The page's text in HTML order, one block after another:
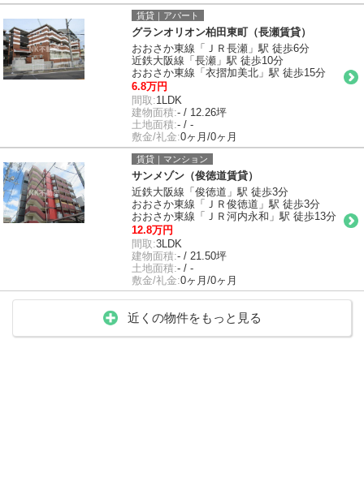
賃貸｜アパート
グランオリオン柏田東町（長瀬賃貸）
おおさか東線「ＪＲ長瀬」駅 徒歩6分
近鉄大阪線「長瀬」駅 徒歩10分
おおさか東線「衣摺加美北」駅 徒歩15分
6.8万円
間取:1LDK
建物面積:- / 12.26坪
土地面積:- / -
敷金/礼金:0ヶ月/0ヶ月
賃貸｜マンション
サンメゾン（俊徳道賃貸）
近鉄大阪線「俊徳道」駅 徒歩3分
おおさか東線「ＪＲ俊徳道」駅 徒歩3分
おおさか東線「ＪＲ河内永和」駅 徒歩13分
12.8万円
間取:3LDK
建物面積:- / 21.50坪
土地面積:- / -
敷金/礼金:0ヶ月/0ヶ月
近くの物件をもっと見る